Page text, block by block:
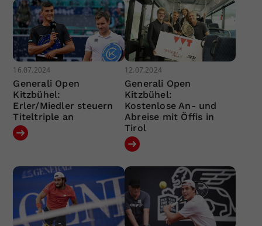
16.07.2024
Generali Open
Kitzbühel:
Erler/Miedler steuern
Titeltriple an
12.07.2024
Generali Open
Kitzbühel:
Kostenlose An- und
Abreise mit Öffis in
Tirol